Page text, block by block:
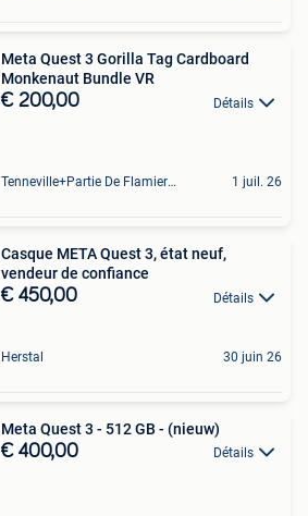
Meta Quest 3 Gorilla Tag Cardboard
Monkenaut Bundle VR
€ 200,00 Détails
Tenneville+Partie De Flamierge 1 juil. 26
Casque META Quest 3, état neuf,
vendeur de confiance
€ 450,00 Détails
Herstal 30 juin 26
Meta Quest 3 - 512 GB - (nieuw)
€ 400,00 Détails